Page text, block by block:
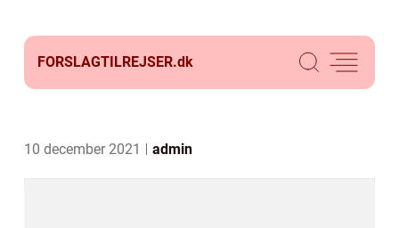
FORSLAGTILREJSER.dk
10 december 2021 admin